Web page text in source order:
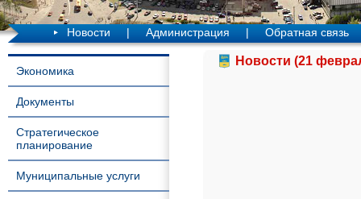
Новости | Администрация | Обратная связь
Экономика
Документы
Стратегическое
планирование
Муниципальные услуги
Новости (21